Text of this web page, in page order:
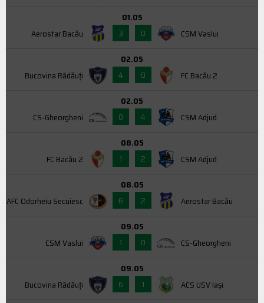
Aerostar Bacău
01.05
3
0 CSM Vaslui
Bucovina Rădăuți
02.05
4
0 FC Bacău 2
CS-Gheorgheni
02.05
0
4 CSM Adjud
FC Bacău 2
08.05
1
2 CSM Adjud
AFC Odorheiu Secuiesc
08.05
6
2 Aerostar Bacău
CSM Vaslui
09.05
1
0 CS-Gheorgheni
Bucovina Rădăuți
09.05
6
1 ACS USV Iaşi